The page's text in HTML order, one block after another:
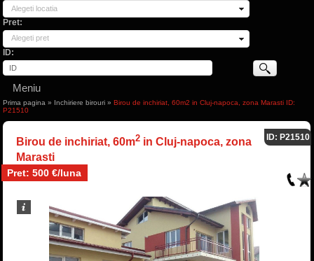
Alegeti locatia
Pret:
Alegeti pret
ID:
Meniu
Prima pagina » Inchiriere birouri » Birou de inchiriat, 60m2 in Cluj-napoca, zona Marasti ID:
P21510
Birou de inchiriat, 60m2in Cluj-napoca, zona
Marasti
Pret: 500 €/luna
ID: P21510